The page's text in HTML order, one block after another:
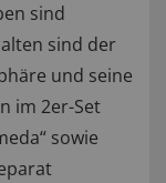
sind
sind der
und seine
im 2er-Set
sowie